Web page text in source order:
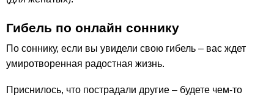
Гибель по онлайн соннику
По соннику, если вы увидели свою гибель – вас ждет
умиротворенная радостная жизнь.
Приснилось, что пострадали другие – будете чем-то